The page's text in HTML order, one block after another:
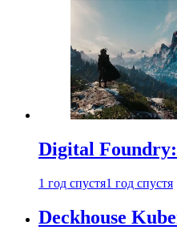
Digital Foundry:
1 год спустя1 год спустя
Deckhouse